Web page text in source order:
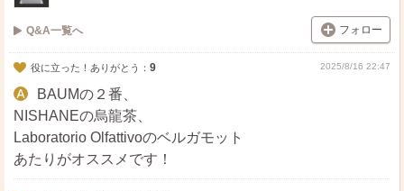
Q&A一覧へ フォロー
役に立った！ありがとう： 9 2025/8/16 22:47
BAUMの２番、
NISHANEの烏龍茶、
Laboratorio Olfattivoのベルガモット
あたりがオススメです！